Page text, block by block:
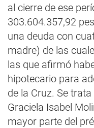
al cierre de ese
303.604.357,92
una deuda con
madre) de las
las que afirmó
hipotecario para
de la Cruz. Se
Graciela Isabel
mayor parte del